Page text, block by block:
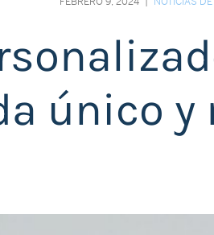
único